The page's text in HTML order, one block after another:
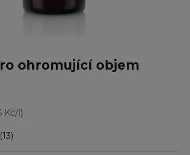
ohromující objem
Kč/l)